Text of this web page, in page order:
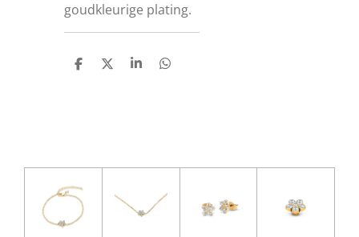
goudkleurige plating.
D
D
S
D